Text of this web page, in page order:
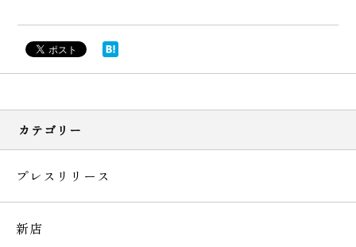
カテゴリー
プレスリリース
新店